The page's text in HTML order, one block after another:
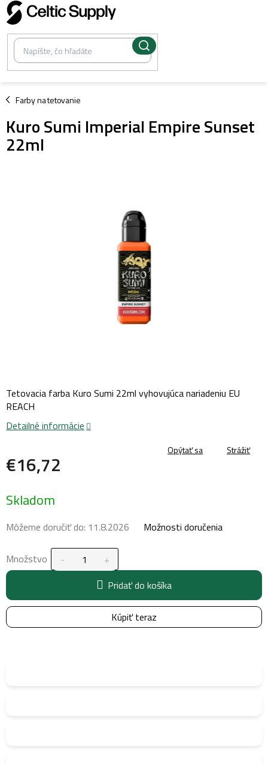
Prejsť
na
obsah
Farby na tetovanie
/
Kuro Sumi Imperial Empire Sunset
22ml
€16,72
cena:
Skladom
Môžeme doručiť do: 11.8.2026 Možnosti doručenia
Množstvo
Pridať do košíka
Kúpiť teraz
Tetovacia farba Kuro Sumi 22ml vyhovujúca nariadeniu EU
REACH
Detailné informácie
Opýtať sa Strážiť